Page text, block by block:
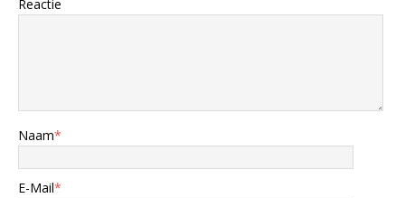
Reactie
Naam*
E-Mail*